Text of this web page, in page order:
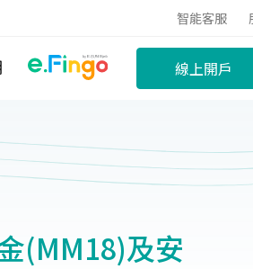
智能客服
線上開戶
(MM18)及安